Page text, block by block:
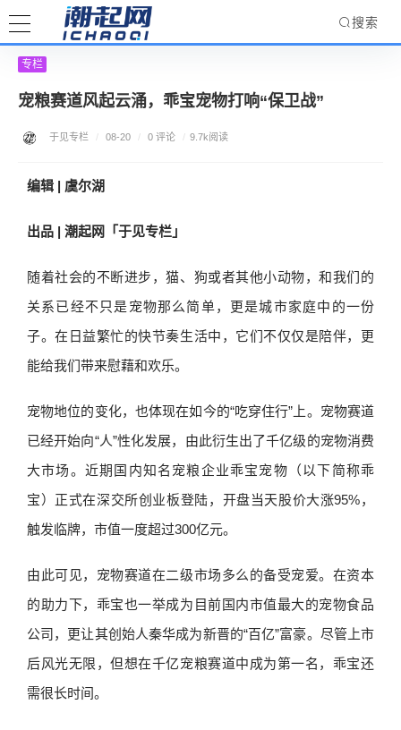
搜索
专栏
宠粮赛道风起云涌，乖宝宠物打响“保卫战”
于见专栏 / 08-20 / 0 评论 / 9.7k阅读
编辑 | 虞尔湖
出品 | 潮起网「于见专栏」
随着社会的不断进步，猫、狗或者其他小动物，和我们的
关系已经不只是宠物那么简单，更是城市家庭中的一份
子。在日益繁忙的快节奏生活中，它们不仅仅是陪伴，更
能给我们带来慰藉和欢乐。
宠物地位的变化，也体现在如今的“吃穿住行”上。宠物赛道
已经开始向“人”性化发展，由此衍生出了千亿级的宠物消费
大市场。近期国内知名宠粮企业乖宝宠物（以下简称乖
宝）正式在深交所创业板登陆，开盘当天股价大涨95%，
触发临牌，市值一度超过300亿元。
由此可见，宠物赛道在二级市场多么的备受宠爱。在资本
的助力下，乖宝也一举成为目前国内市值最大的宠物食品
公司，更让其创始人秦华成为新晋的“百亿”富豪。尽管上市
后风光无限，但想在千亿宠粮赛道中成为第一名，乖宝还
需很长时间。